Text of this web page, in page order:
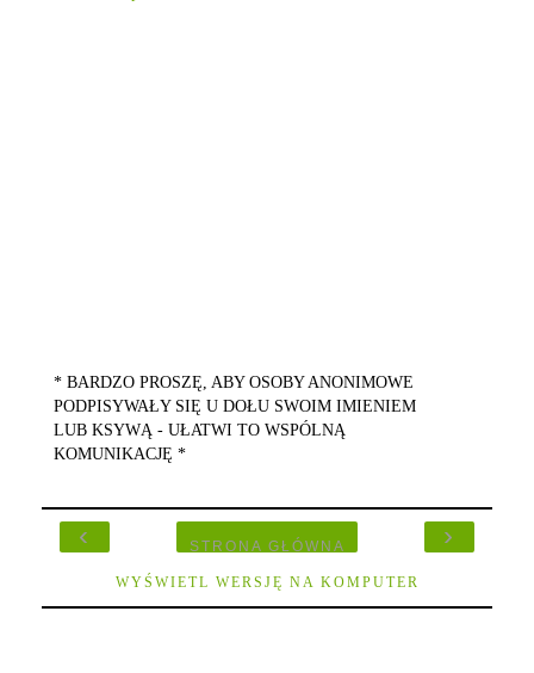
* BARDZO PROSZĘ, ABY OSOBY ANONIMOWE
PODPISYWAŁY SIĘ U DOŁU SWOIM IMIENIEM
LUB KSYWĄ - UŁATWI TO WSPÓLNĄ
KOMUNIKACJĘ *
‹ ›
STRONA GŁÓWNA
WYŚWIETL WERSJĘ NA KOMPUTER